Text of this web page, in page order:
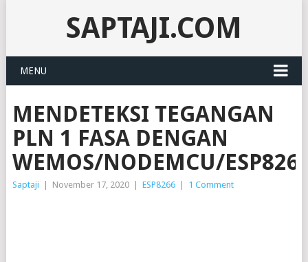
SAPTAJI.COM
MENU
MENDETEKSI TEGANGAN
PLN 1 FASA DENGAN
WEMOS/NODEMCU/
Saptaji November 17, 2020 ESP8266 1 Comment